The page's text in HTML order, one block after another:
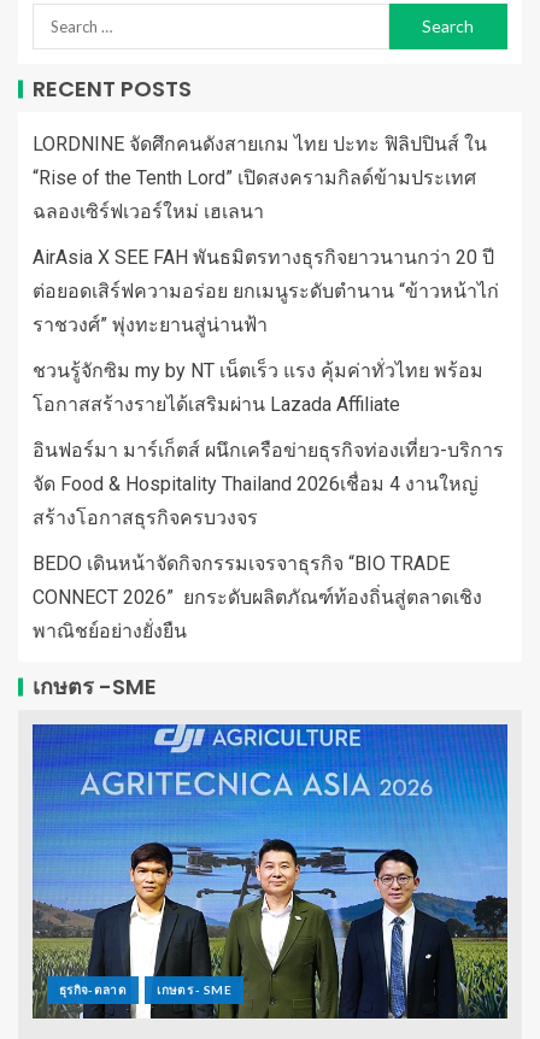
RECENT POSTS
LORDNINE จัดศึกคนดังสายเกม ไทย ปะทะ ฟิลิปปินส์ ใน
“Rise of the Tenth Lord” เปิดสงครามกิลด์ข้ามประเทศ
ฉลองเซิร์ฟเวอร์ใหม่ เฮเลนา
AirAsia X SEE FAH พันธมิตรทางธุรกิจยาวนานกว่า 20 ปี
ต่อยอดเสิร์ฟความอร่อย ยกเมนูระดับตำนาน “ข้าวหน้าไก่
ราชวงศ์” พุ่งทะยานสู่น่านฟ้า
ชวนรู้จักซิม my by NT เน็ตเร็ว แรง คุ้มค่าทั่วไทย พร้อม
โอกาสสร้างรายได้เสริมผ่าน Lazada Affiliate
อินฟอร์มา มาร์เก็ตส์ ผนึกเครือข่ายธุรกิจท่องเที่ยว-บริการ
จัด Food & Hospitality Thailand 2026เชื่อม 4 งานใหญ่
สร้างโอกาสธุรกิจครบวงจร
BEDO เดินหน้าจัดกิจกรรมเจรจาธุรกิจ “BIO TRADE
CONNECT 2026” ยกระดับผลิตภัณฑ์ท้องถิ่นสู่ตลาดเชิง
พาณิชย์อย่างยั่งยืน
เกษตร -SME
ธุรกิจ-ตลาด เกษตร - SME